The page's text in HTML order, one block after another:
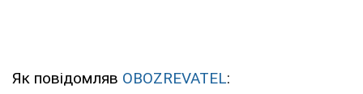
Як повідомляв OBOZREVATEL: